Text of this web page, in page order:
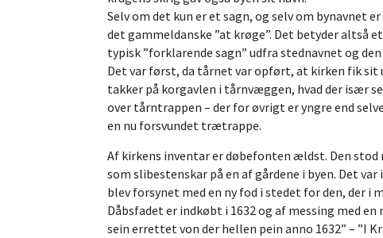
Selv om det kun er et sagn, og selv om bynavnet
det gammeldanske ”at krøge”. Det betyder altså
typisk ”forklarende sagn” udfra stednavnet og
Det var først, da tårnet var opført, at kirken fik
takker på korgavlen i tårnvæggen, hvad der især
over tårntrappen – der for øvrigt er yngre end
en nu forsvundet trætrappe.
Af kirkens inventar er døbefonten ældst. Den
som slibestenskar på en af gårdene i byen. Det
blev forsynet med en ny fod i stedet for den, der i
Dåbsfadet er indkøbt i 1632 og af messing med
sein errettet von der hellen pein anno 1632” – ”I